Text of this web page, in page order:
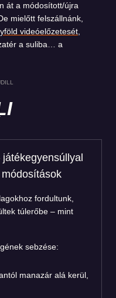
át a módosított/újra
mielőtt felszállnánk,
videóelőzetesét
a suliba… a
fordultunk,
túlerőbe – mint
sebzése:
manazár alá kerül,